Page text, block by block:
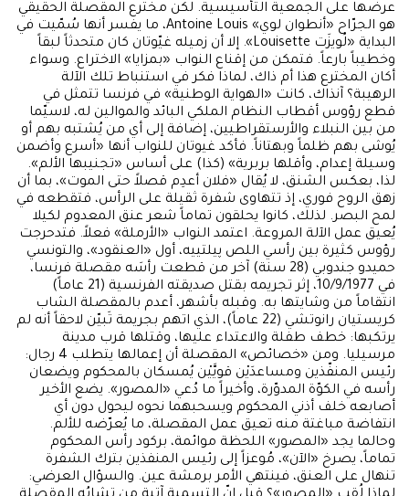
عرضها على الجمعية التأسيسية. لكن مخترع المقصلة الحقيقي
هو الجرّاح «أنطوان لوي» Antoine Louis، ما يفسر أنها سُمّيت في
البداية «لُويزَت Louisette». إلا أن زميله غيّوتان كان متحدثاً لبقاً
وخطيباً بارعاً. فتمكن من إقناع النواب «بمزايا» الاختراع. وسواء
أكان المخترع هذا أم ذاك، لماذا فكر في استنباط تلك الآلة
الرهيبة؟ آنذاك، كانت «الهواية الوطنية» في فرنسا تتمثل في
قطع رؤوس أقطاب النظام الملكي البائد والموالين له، لاسيّما
من بين النبلاء والأرستقراطيين، إضافة إلى أي من يُشتبه بهم أو
يُوشى بهم ظلماً وبهتاناً. فأكد غيوتان للنواب أنها «أسرع وأضمن
وسيلة إعدام، وأقلها بربرية» (كذا) على أساس «تجنيبها الألم».
لذا، بعكس الشنق، لا يُقال «فلان أعدِم قصلاً حتى الموت»، بما أن
زهق الروح فوري، إذ تتهاوى شفرة ثقيلة على الرأس، فتقطعه في
لمح البصر. لذلك، كانوا يحلقون تماماً شعر عنق المعدوم لكيلا
يُعيق عمل الآلة المروعة. اعتمد النواب «الأرملة» فعلاً. فتدحرجت
رؤوس كثيرة بين رأسي اللص پيلتييه، أول «العنقود»، والتونسي
حميدو جندوبي (28 سنة) آخر من قطعت رأسَه مقصلة فرنسا،
في 10/9/1977، إثر تجريمه بقتل صديقته الفرنسية (21 عاماً)
انتقاماً من وشايتها به. وقبله بأشهر، أعدم بالمقصلة الشاب
كريستيان رانوتشي (22 عاماً)، الذي اتهم بجريمة تَبيّن لاحقاً أنه لم
يرتكبها: خطف طفلة والاعتداء عليها، وقتلها قرب مدينة
مرسيليا. ومن «خصائص» المقصلة أن إعمالها يتطلب 4 رجال:
رئيس المنفّذين ومساعدَيْن قويَّيْن يُمسكان بالمحكوم ويضعان
رأسه في الكوّة المدوّرة، وأخيراً ما دُعي «المصور». يضع الأخير
أصابعه خلف أذني المحكوم ويسحبهما نحوه ليحول دون أي
انتفاضة مباغتة منه تعيق عمل المقصلة، ما يُعرّضه للألم.
وحالما يجد «المصور» اللحظة موائمة، بركود رأس المحكوم
تماماً، يصرخ «الآن»، مُوعزاً إلى رئيس المنفذين بترك الشفرة
تنهال على العنق، فينتهي الأمر برمشة عين. والسؤال العرضي: